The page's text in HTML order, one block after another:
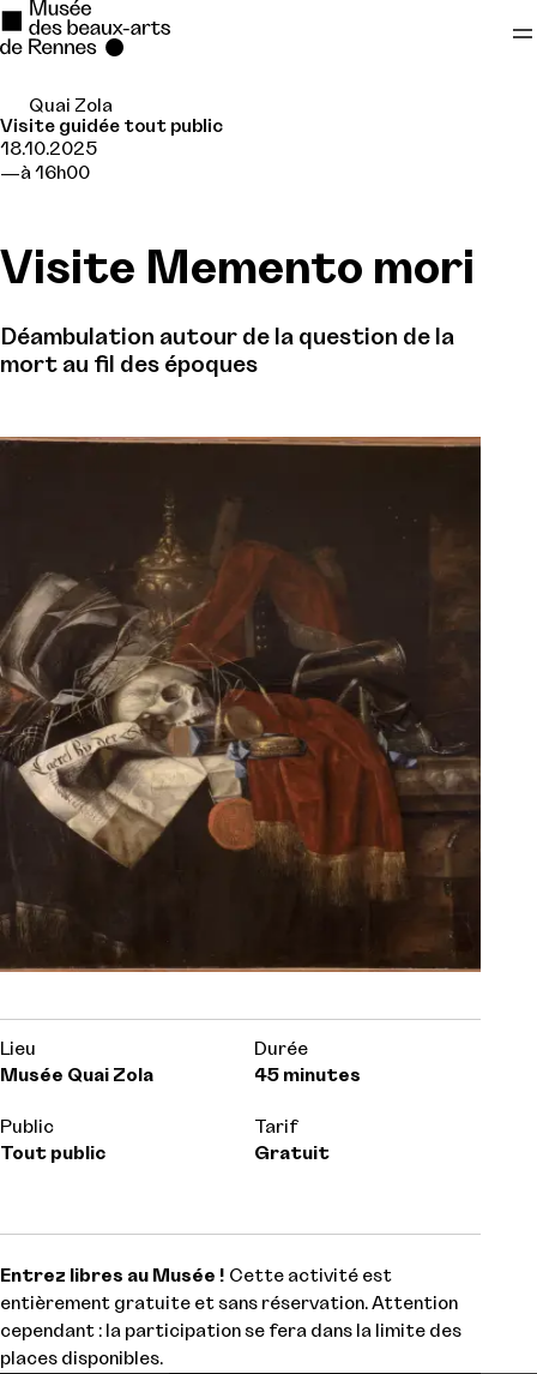
Se rendre au
Contenu principal
Quai Zola
Visite guidée tout public
18.10.2025
à 16h00
Visite Memento mori
Déambulation autour de la question de la
mort au fil des époques
Lieu
Musée Quai Zola
Durée
45 minutes
Public
Tout public
Tarif
Gratuit
Entrez libres au Musée ! Cette activité est
entièrement gratuite et sans réservation. Attention
cependant : la participation se fera dans la limite des
places disponibles.